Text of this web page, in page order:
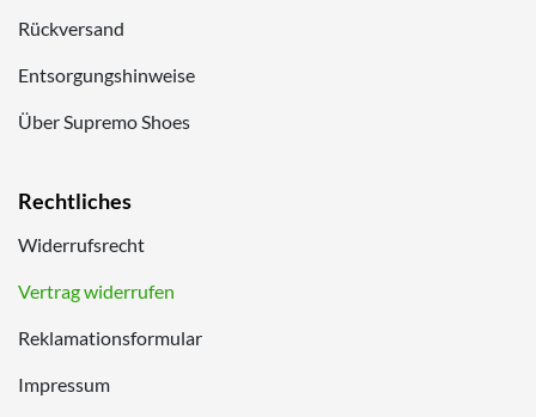
Rückversand
Entsorgungshinweise
Über Supremo Shoes
Rechtliches
Widerrufsrecht
Vertrag widerrufen
Reklamationsformular
Impressum